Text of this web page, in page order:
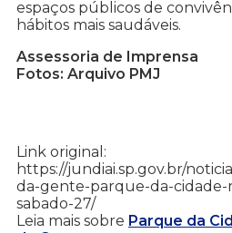
espaços públicos de
hábitos mais saudáveis.
Assessoria de Imprensa
Fotos: Arquivo PMJ
Link original:
https://jundiai.sp.gov.br/
da-gente-parque-da-cidade-
sabado-27/
Leia mais sobre Parque da